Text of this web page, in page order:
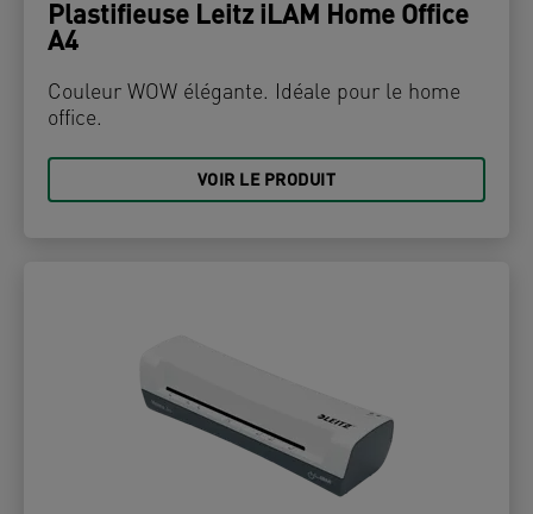
Plastifieuse Leitz iLAM Home Office
A4
Couleur WOW élégante. Idéale pour le home
office.
VOIR LE PRODUIT